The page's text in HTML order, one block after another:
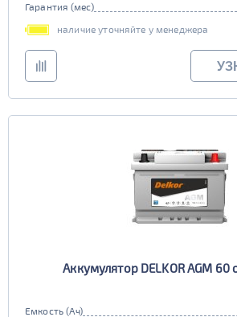
Гарантия (мес)
наличие уточняйте у менеджера
Аккумулятор DELKOR AGM 60
Емкость (Ач)